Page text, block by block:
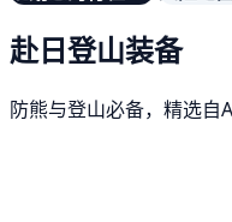
赴日登山装备
防熊与登山必备，精选自